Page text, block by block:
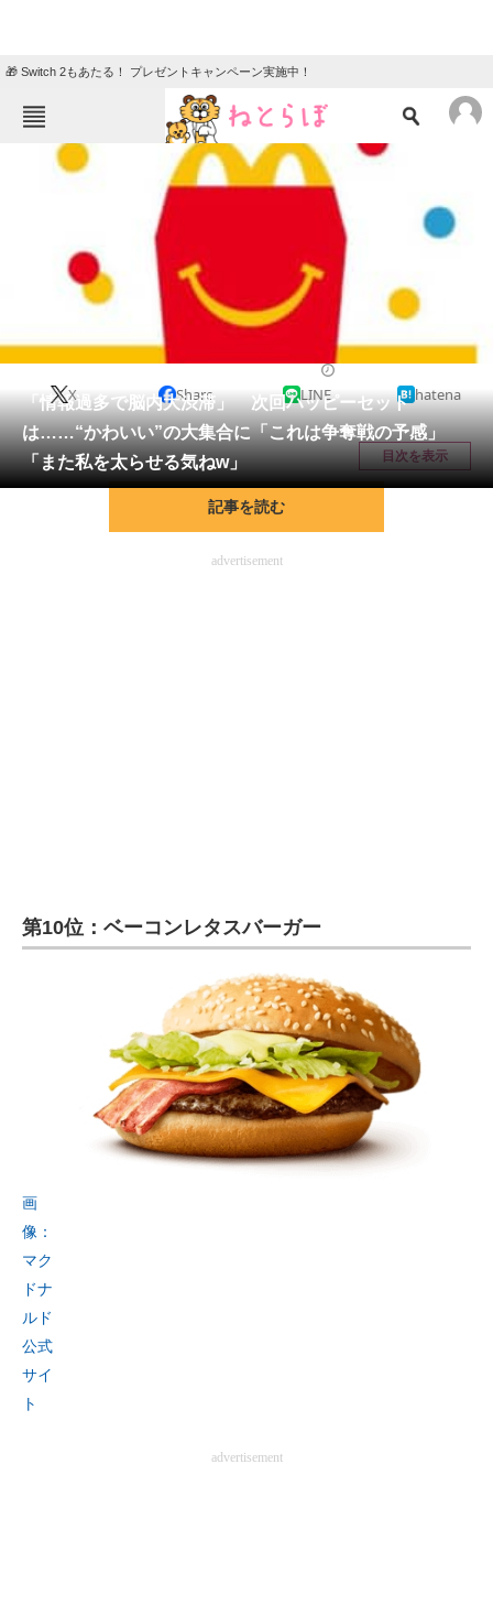
🎁 Switch 2もあたる！ プレゼントキャンペーン実施中！
ねとらぼメニュー
ニュース
教育・育児
会員記事
メディア
注目記事を集めた総合ページ
マーケ×ITの今がよく分かる
企業向けIT製品の総合サイト
IT製品の技術・比較・事例
製造業のIT導入・活用を支援
モノづくり技術者専門サイト
「情報過多で脳内大渋滞」 次回ハッピーセット
は……“かわいい”の大集合に「これは争奪戦の予感」
「また私を太らせる気ねw」
X Share LINE hatena
目次を表示
記事を読む
advertisement
第10位：ベーコンレタスバーガー
画
像：
マク
ドナ
ルド
公式
サイ
ト
advertisement